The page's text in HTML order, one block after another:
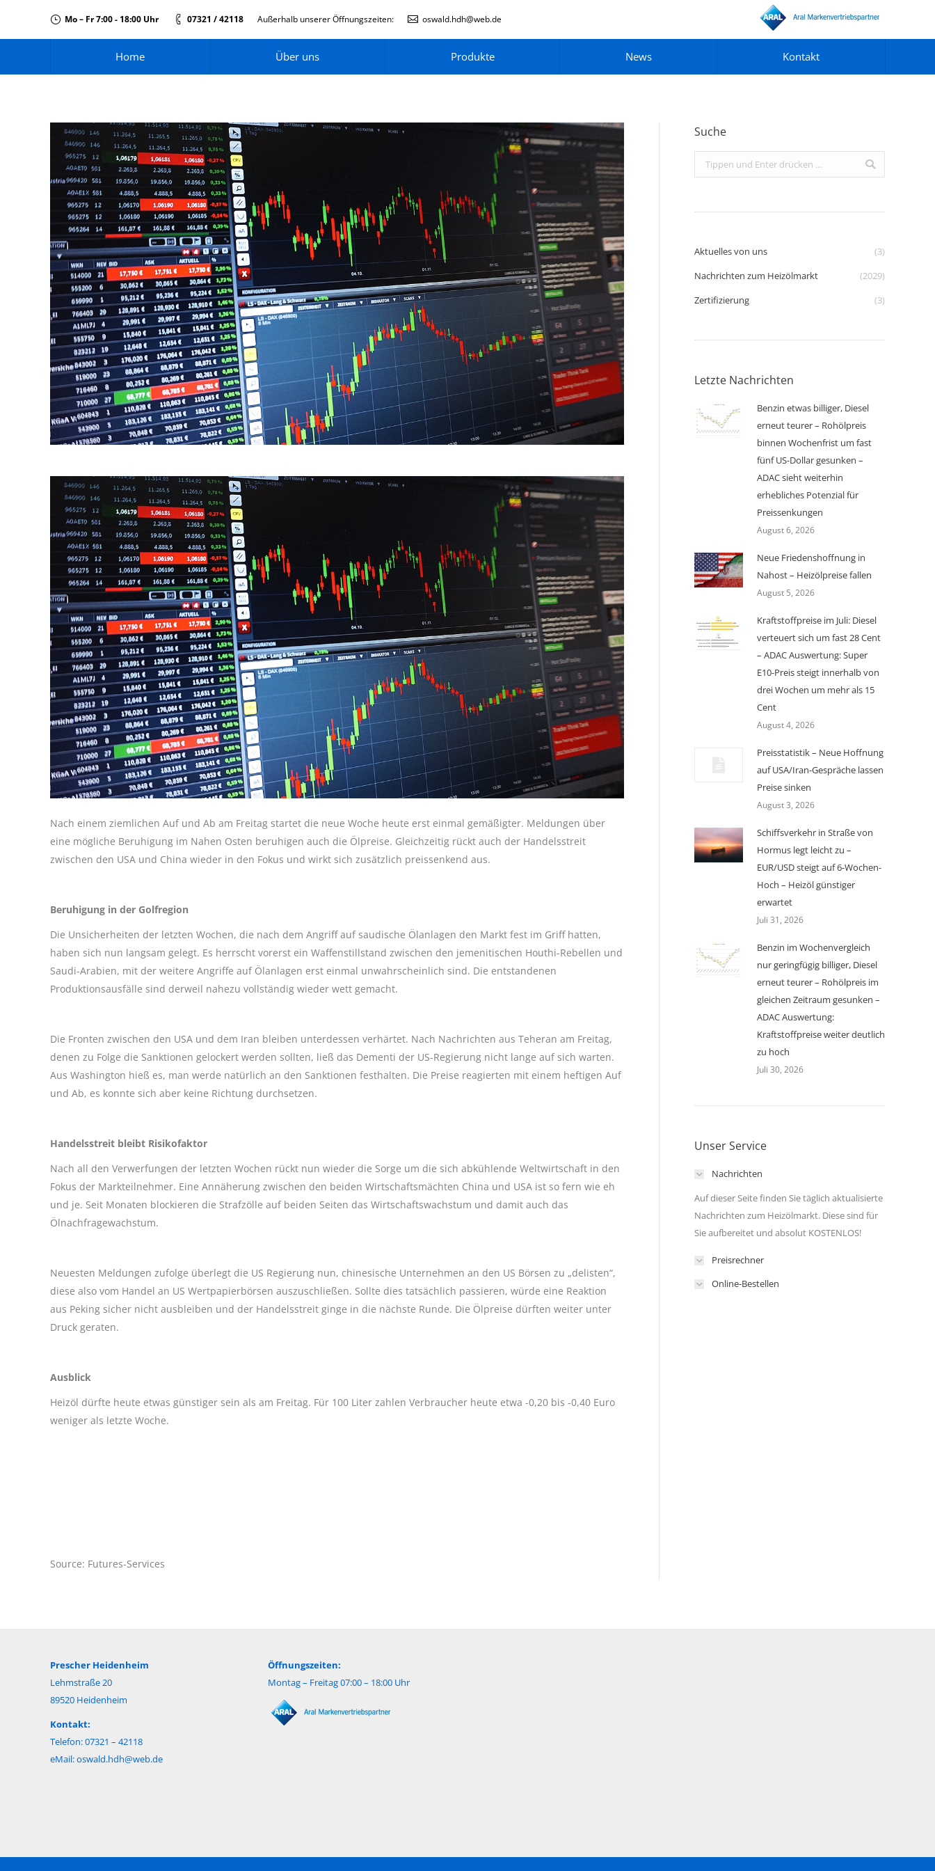
Mo – Fr 7:00 - 18:00 Uhr 07321 / 42118 Außerhalb unserer Öffnungszeiten: oswald.hdh@web.de
Home Über uns Produkte News Kontakt
Nach einem ziemlichen Auf und Ab am Freitag startet die neue Woche heute erst einmal gemäßigter. Meldungen über
eine mögliche Beruhigung im Nahen Osten beruhigen auch die Ölpreise. Gleichzeitig rückt auch der Handelsstreit
zwischen den USA und China wieder in den Fokus und wirkt sich zusätzlich preissenkend aus.
Beruhigung in der Golfregion
Die Unsicherheiten der letzten Wochen, die nach dem Angriff auf saudische Ölanlagen den Markt fest im Griff hatten,
haben sich nun langsam gelegt. Es herrscht vorerst ein Waffenstillstand zwischen den jemenitischen Houthi-Rebellen und
Saudi-Arabien, mit der weitere Angriffe auf Ölanlagen erst einmal unwahrscheinlich sind. Die entstandenen
Produktionsausfälle sind derweil nahezu vollständig wieder wett gemacht.
Die Fronten zwischen den USA und dem Iran bleiben unterdessen verhärtet. Nach Nachrichten aus Teheran am Freitag,
denen zu Folge die Sanktionen gelockert werden sollten, ließ das Dementi der US-Regierung nicht lange auf sich warten.
Aus Washington hieß es, man werde natürlich an den Sanktionen festhalten. Die Preise reagierten mit einem heftigen Auf
und Ab, es konnte sich aber keine Richtung durchsetzen.
Handelsstreit bleibt Risikofaktor
Nach all den Verwerfungen der letzten Wochen rückt nun wieder die Sorge um die sich abkühlende Weltwirtschaft in den
Fokus der Markteilnehmer. Eine Annäherung zwischen den beiden Wirtschaftsmächten China und USA ist so fern wie eh
und je. Seit Monaten blockieren die Strafzölle auf beiden Seiten das Wirtschaftswachstum und damit auch das
Ölnachfragewachstum.
Neuesten Meldungen zufolge überlegt die US Regierung nun, chinesische Unternehmen an den US Börsen zu „delisten“,
diese also vom Handel an US Wertpapierbörsen auszuschließen. Sollte dies tatsächlich passieren, würde eine Reaktion
aus Peking sicher nicht ausbleiben und der Handelsstreit ginge in die nächste Runde. Die Ölpreise dürften weiter unter
Druck geraten.
Ausblick
Heizöl dürfte heute etwas günstiger sein als am Freitag. Für 100 Liter zahlen Verbraucher heute etwa -0,20 bis -0,40 Euro
weniger als letzte Woche.
Source: Futures-Services
Suche
Search:
Aktuelles von uns
(3)
Nachrichten zum Heizölmarkt
(2029)
Zertifizierung
(3)
Letzte Nachrichten
Benzin etwas billiger, Diesel
erneut teurer – Rohölpreis
binnen Wochenfrist um fast
fünf US-Dollar gesunken –
ADAC sieht weiterhin
erhebliches Potenzial für
Preissenkungen
August 6, 2026
Neue Friedenshoffnung in
Nahost – Heizölpreise fallen
August 5, 2026
Kraftstoffpreise im Juli: Diesel
verteuert sich um fast 28 Cent
– ADAC Auswertung: Super
E10-Preis steigt innerhalb von
drei Wochen um mehr als 15
Cent
August 4, 2026
Preisstatistik – Neue Hoffnung
auf USA/Iran-Gespräche lassen
Preise sinken
August 3, 2026
Schiffsverkehr in Straße von
Hormus legt leicht zu –
EUR/USD steigt auf 6-Wochen-
Hoch – Heizöl günstiger
erwartet
Juli 31, 2026
Benzin im Wochenvergleich
nur geringfügig billiger, Diesel
erneut teurer – Rohölpreis im
gleichen Zeitraum gesunken –
ADAC Auswertung:
Kraftstoffpreise weiter deutlich
zu hoch
Juli 30, 2026
Unser Service
Nachrichten
Auf dieser Seite finden Sie täglich aktualisierte
Nachrichten zum Heizölmarkt. Diese sind für
Sie aufbereitet und absolut KOSTENLOS!
Preisrechner
Online-Bestellen
Prescher Heidenheim
Lehmstraße 20
89520 Heidenheim
Kontakt:
Telefon: 07321 – 42118
eMail:oswald.hdh@web.de
Öffnungszeiten:
Montag – Freitag 07:00 – 18:00 Uhr